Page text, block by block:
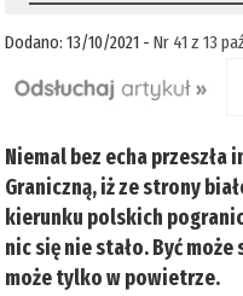
Dodano: 13/10/2021 -Nr 41 z 13
Niemal bez echa
Graniczną, iż ze strony
kierunku polskich
nic się nie stało. Być
może tylko w powietrze.